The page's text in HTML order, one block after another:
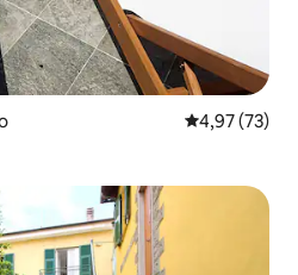
4,97 (73)